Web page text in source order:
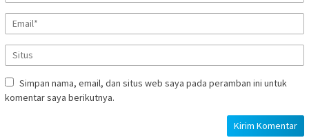
Simpan nama, email, dan situs web saya pada peramban ini untuk
komentar saya berikutnya.